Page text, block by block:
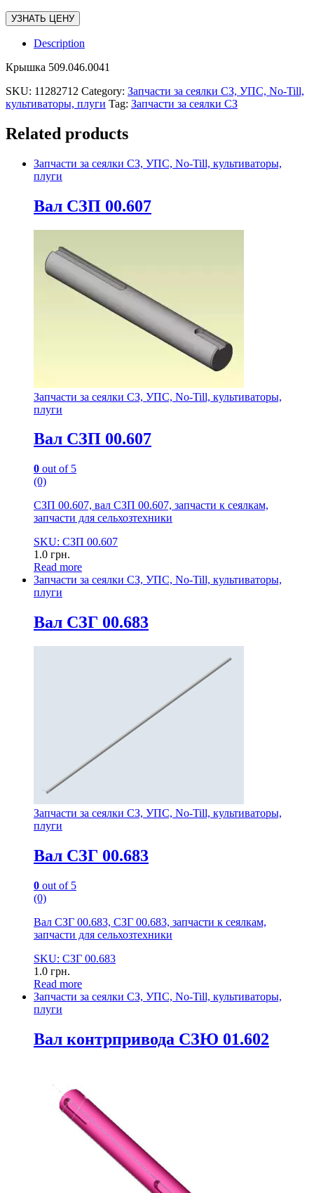
УЗНАТЬ ЦЕНУ
Description
Крышка 509.046.0041
SKU: 11282712 Category: Запчасти за сеялки СЗ, УПС, No-Till,
культиваторы, плуги Tag: Запчасти за сеялки СЗ
Related products
Запчасти за сеялки СЗ, УПС, No-Till, культиваторы,
плуги
Вал СЗП 00.607
Запчасти за сеялки СЗ, УПС, No-Till, культиваторы,
плуги
Вал СЗП 00.607
0 out of 5
(0)
СЗП 00.607, вал СЗП 00.607, запчасти к сеялкам,
запчасти для сельхозтехники
SKU: СЗП 00.607
1.0 грн.
Read more
Запчасти за сеялки СЗ, УПС, No-Till, культиваторы,
плуги
Вал СЗГ 00.683
Запчасти за сеялки СЗ, УПС, No-Till, культиваторы,
плуги
Вал СЗГ 00.683
0 out of 5
(0)
Вал СЗГ 00.683, СЗГ 00.683, запчасти к сеялкам,
запчасти для сельхозтехники
SKU: СЗГ 00.683
1.0 грн.
Read more
Запчасти за сеялки СЗ, УПС, No-Till, культиваторы,
плуги
Вал контрпривода СЗЮ 01.602